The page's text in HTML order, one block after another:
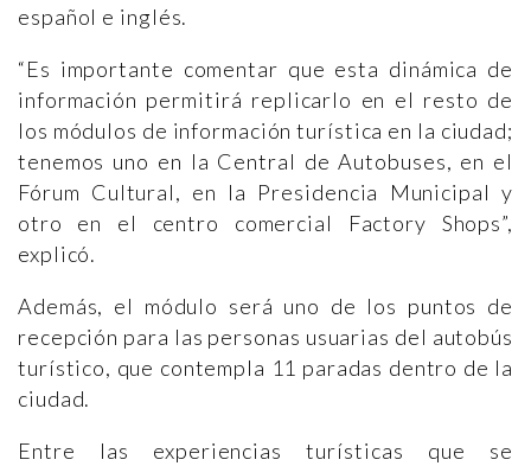
español e inglés.
“Es importante comentar que esta dinámica de
información permitirá replicarlo en el resto de
los módulos de información turística en la ciudad;
tenemos uno en la Central de Autobuses, en el
Fórum Cultural, en la Presidencia Municipal y
otro en el centro comercial Factory Shops”,
explicó.
Además, el módulo será uno de los puntos de
recepción para las personas usuarias del autobús
turístico, que contempla 11 paradas dentro de la
ciudad.
Entre las experiencias turísticas que se